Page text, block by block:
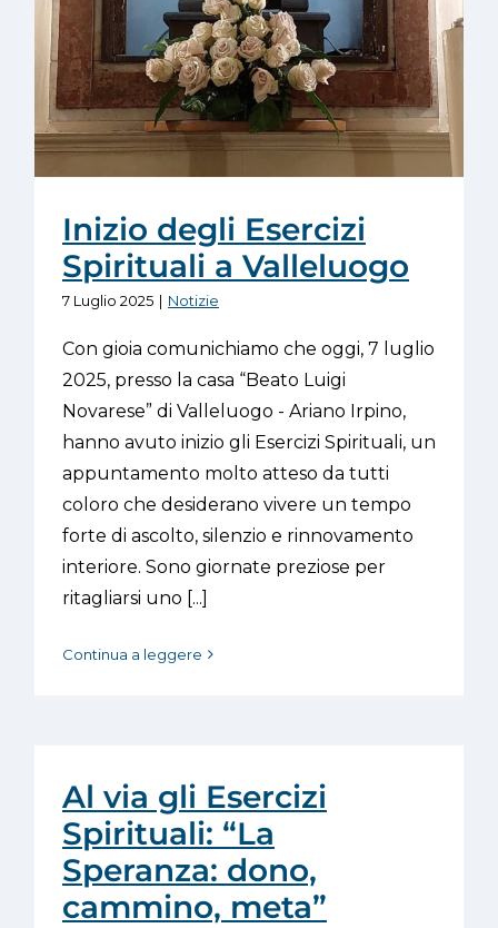
Inizio degli Esercizi
Spirituali a Valleluogo
7 Luglio 2025 | Notizie
Con gioia comunichiamo che oggi, 7 luglio
2025, presso la casa “Beato Luigi
Novarese” di Valleluogo - Ariano Irpino,
hanno avuto inizio gli Esercizi Spirituali, un
appuntamento molto atteso da tutti
coloro che desiderano vivere un tempo
forte di ascolto, silenzio e rinnovamento
interiore. Sono giornate preziose per
ritagliarsi uno [...]
Continua a leggere
Al via gli Esercizi
Spirituali: “La
Speranza: dono,
cammino, meta”